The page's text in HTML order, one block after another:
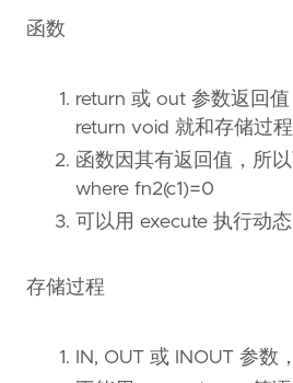
函数
return 或 out 参数返回
return void 就和存储过
函数因其有返回值，所
where fn2(c1)=0
可以用 execute 执行动
存储过程
IN, OUT 或 INOUT 参数